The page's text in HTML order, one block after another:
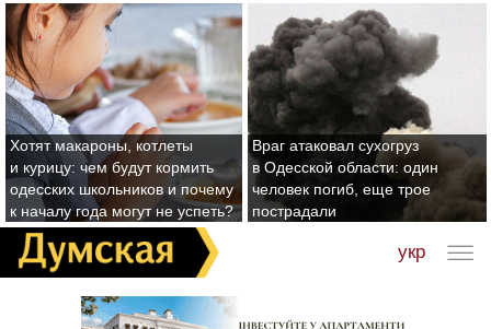
Хотят макароны, котлеты
и курицу: чем будут кормить
одесских школьников и почему
к началу года могут не успеть?
Враг атаковал сухогруз
в Одесской области: один
человек погиб, еще трое
пострадали
укр